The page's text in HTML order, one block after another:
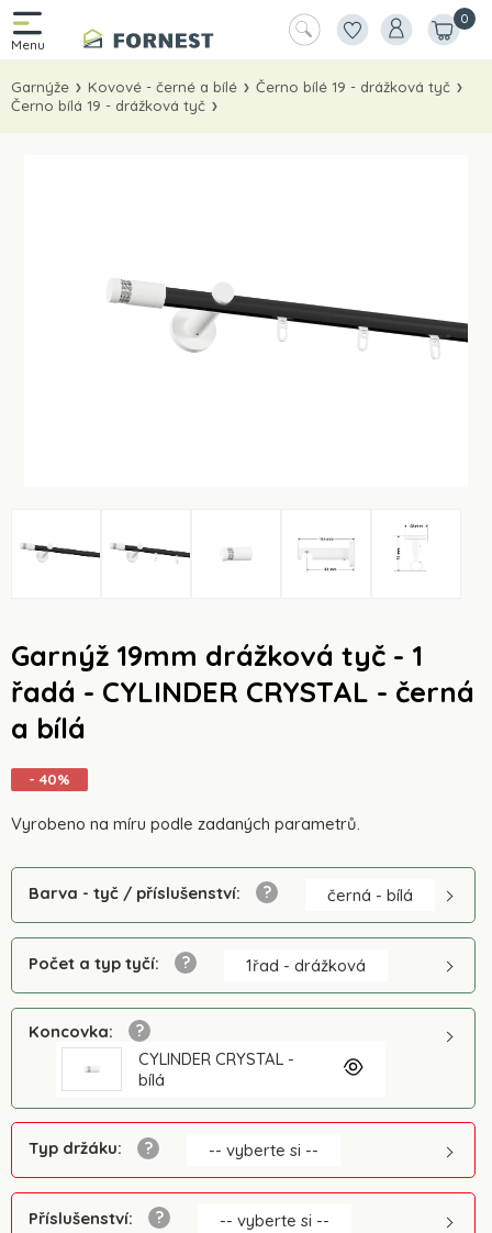
0
Garnýže Kovové - černé a bílé
Černo bílé 19 - drážková tyč
Černo bílá 19 - drážková tyč
Garnýž 19mm drážková tyč - 1
řadá - CYLINDER CRYSTAL - černá
a bílá
- 40%
Vyrobeno na míru podle zadaných parametrů.
Barva - tyč / příslušenství: černá - bílá
Počet a typ tyčí: 1řad - drážková
Koncovka:
CYLINDER CRYSTAL -
bílá
Typ držáku: -- vyberte si --
Příslušenství: -- vyberte si --